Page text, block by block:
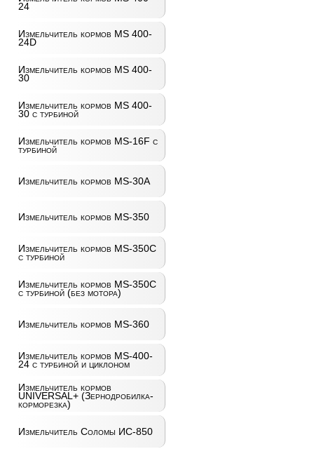
24
Измельчитель кормов MS 400-
24D
Измельчитель кормов MS 400-
30
Измельчитель кормов MS 400-
30 с турбиной
Измельчитель кормов MS-16F с
турбиной
Измельчитель кормов MS-30A
Измельчитель кормов MS-350
Измельчитель кормов MS-350C
с турбиной
Измельчитель кормов MS-350C
с турбиной (без мотора)
Измельчитель кормов MS-360
Измельчитель кормов MS-400-
24 с турбиной и циклоном
Измельчитель кормов
UNIVERSAL+ (Зернодробилка-
корморезка)
Измельчитель Соломы ИС-850